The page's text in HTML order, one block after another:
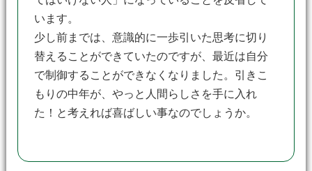
います。
少し前までは、意識的に一歩引いた思考に切り
替えることができていたのですが、最近は自分
で制御することができなくなりました。引きこ
もりの中年が、やっと人間らしさを手に入れ
た！と考えれば喜ばしい事なのでしょうか。